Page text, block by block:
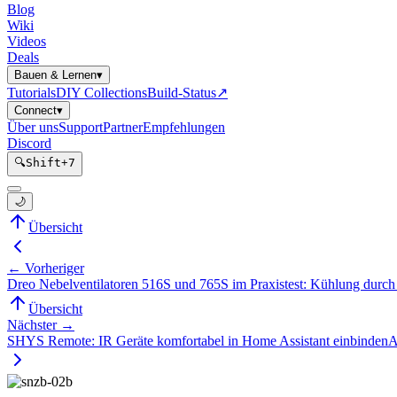
Blog
Wiki
Videos
Deals
Bauen & Lernen▾
TutorialsDIY CollectionsBuild-Status↗
Connect▾
Über unsSupportPartnerEmpfehlungen
Discord
🔍Shift+7
🌙
Übersicht
← Vorheriger
Dreo Nebelventilatoren 516S und 765S im Praxistest: Kühlung durch
Übersicht
Nächster →
SHYS Remote: IR Geräte komfortabel in Home Assistant einbinden